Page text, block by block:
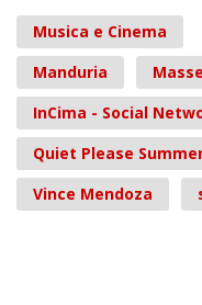
Musica e Cinema
Manduria
InCima - Social
Quiet Please
Vince Mendoza